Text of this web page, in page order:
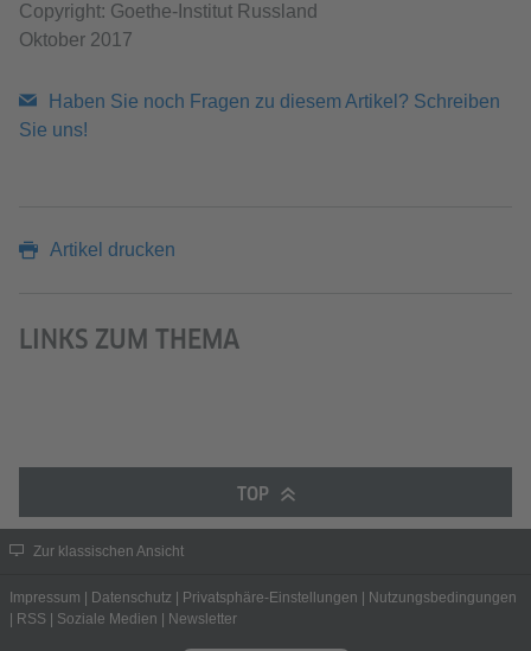
Copyright: Goethe-Institut Russland
Oktober 2017
Haben Sie noch Fragen zu diesem Artikel? Schreiben
Sie uns!
Artikel drucken
LINKS ZUM THEMA
TOP
Zur klassischen Ansicht
Impressum Datenschutz Privatsphäre-Einstellungen
Nutzungsbedingungen
RSS Soziale Medien Newsletter